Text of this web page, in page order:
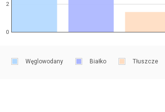
0
2
Węglowodany Białko Tłuszcze